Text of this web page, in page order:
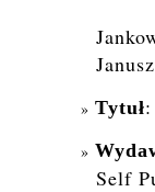
Tytuł
Self